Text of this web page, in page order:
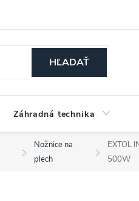
HĽADAŤ
Záhradná technika
Nožnice na
plech
EXTOL
500W